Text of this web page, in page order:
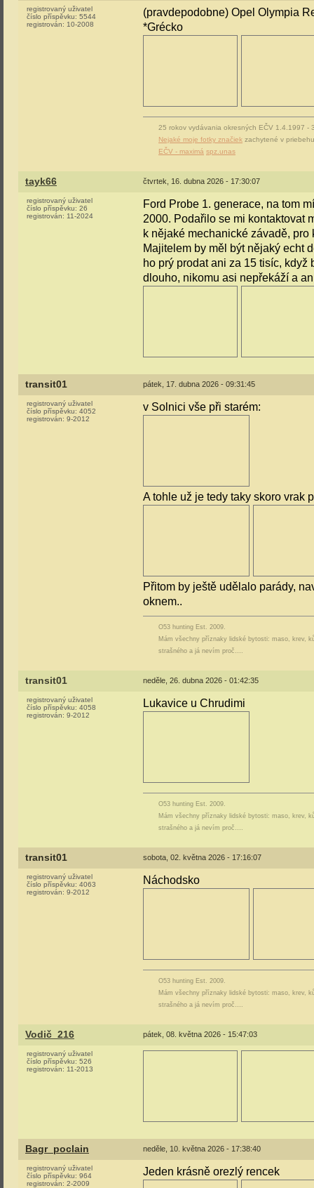
registrovaný uživatel
číslo příspěvku: 5544
registrován: 10-2008
(pravdepodobne) Opel Olympia
*Grécko
25 rokov vydávania okresných EČV 1.4.1997
Nejaké moje fotky značiek zachytené v
EČV - maximá spz.unas
tayk66 čtvrtek, 16. dubna 2026 - 17:30:07
registrovaný uživatel
číslo příspěvku: 26
registrován: 11-2024
Ford Probe 1. generace, na tom
2000. Podařilo se mi kontaktovat
k nějaké mechanické závadě,
Majitelem by měl být nějaký echt
ho prý prodat ani za 15 tisíc,
dlouho, nikomu asi nepřekáží a
transit01 pátek, 17. dubna 2026 - 09:31:45
registrovaný uživatel
číslo příspěvku: 4052
registrován: 9-2012
v Solnici vše při starém:
A tohle už je tedy taky skoro vrak
Přitom by ještě udělalo parády,
oknem..
O53 hunting Est. 2009.
Mám všechny příznaky lidské bytosti: maso, krev,
strašného a já nevím proč….
transit01 neděle, 26. dubna 2026 - 01:42:35
registrovaný uživatel
číslo příspěvku: 4058
registrován: 9-2012
Lukavice u Chrudimi
O53 hunting Est. 2009.
Mám všechny příznaky lidské bytosti: maso, krev,
strašného a já nevím proč….
transit01 sobota, 02. května 2026 - 17:16:07
registrovaný uživatel
číslo příspěvku: 4063
registrován: 9-2012
Náchodsko
O53 hunting Est. 2009.
Mám všechny příznaky lidské bytosti: maso, krev,
strašného a já nevím proč….
Vodič_216 pátek, 08. května 2026 - 15:47:03
registrovaný uživatel
číslo příspěvku: 526
registrován: 11-2013
Bagr_poclain neděle, 10. května 2026 - 17:38:40
registrovaný uživatel
číslo příspěvku: 964
registrován: 2-2009
Jeden krásně orezlý rencek